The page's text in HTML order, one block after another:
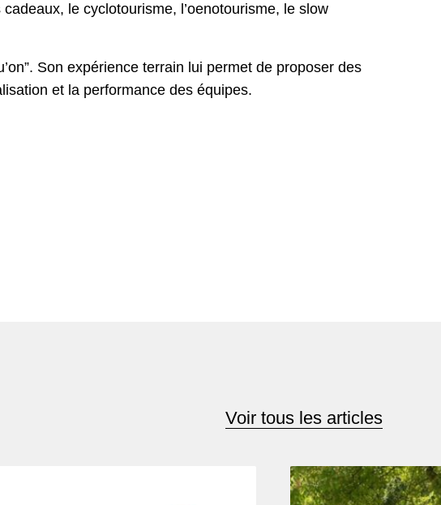
le cyclotourisme, l’oenotourisme, le slow
Son expérience terrain lui permet de proposer des
et la performance des équipes.
Voir tous les articles